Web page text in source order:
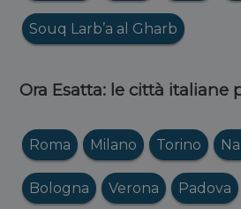
Souq Larb’a al Gharb
Ora Esatta: le città italiane
Roma Milano Torino
Bologna Verona Padova